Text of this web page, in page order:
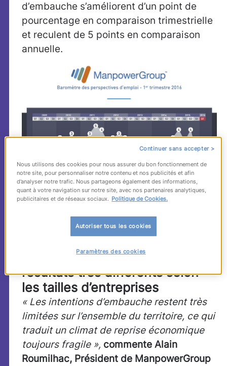
d’embauche s’améliorent d’un point de
pourcentage en comparaison trimestrielle
et reculent de 5 points en comparaison
annuelle.
Un bilan global mitigé mais des
résultats très différents selon
les tailles d’entreprises
« Les intentions d’embauche restent très
limitées sur l’ensemble du territoire, ce qui
traduit un climat de reprise économique
toujours fragile », commente Alain
Roumilhac, Président de ManpowerGroup
Continuer sans accepter >
Nous utilisons des cookies pour nous assurer du bon fonctionnement de
notre site, pour personnaliser notre contenu et nos publicités et afin
d’analyser notre trafic. Nous partageons également des informations,
quant à votre navigation sur notre site, avec nos partenaires analytiques,
publicitaires et de réseaux sociaux. Politique de Cookies.
Autoriser tous les cookies
Paramètres des cookies